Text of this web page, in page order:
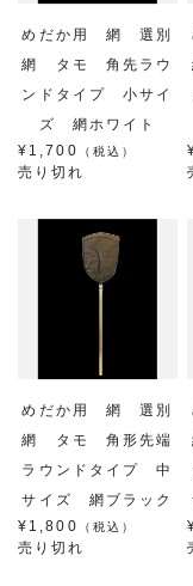
めだか用 網 選別
網 タモ 角先ラウ
ンドタイプ 小サイ
ズ 網ホワイト
¥1,700
（税込）
売り切れ
めだか用 網 選別
網 タモ 角形先端
ラウンドタイプ 中
サイズ 網ブラック
¥1,800
（税込）
売り切れ